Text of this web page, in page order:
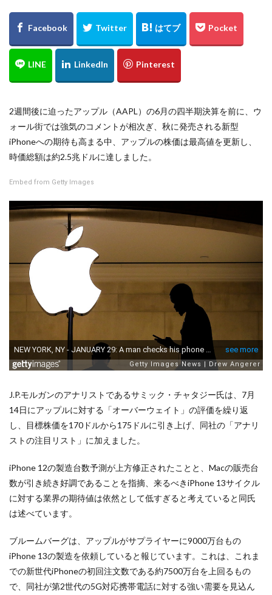
2週間後に迫ったアップル（AAPL）の6月の四半期決算を前に、ウ
ォール街では強気のコメントが相次ぎ、秋に発売される新型
iPhoneへの期待も高まる中、アップルの株価は最高値を更新し、
時価総額は約2.5兆ドルに達しました。
Embed from Getty Images
J.P.モルガンのアナリストであるサミック・チャタジー氏は、7月
14日にアップルに対する「オーバーウェイト」の評価を繰り返
し、目標株価を170ドルから175ドルに引き上げ、同社の「アナリ
ストの注目リスト」に加えました。
iPhone 12の製造台数予測が上方修正されたことと、Macの販売台
数が引き続き好調であることを指摘、来るべきiPhone 13サイクル
に対する業界の期待値は依然として低すぎると考えていると同氏
は述べています。
ブルームバーグは、アップルがサプライヤーに9000万台もの
iPhone 13の製造を依頼していると報じています。これは、これま
での新世代iPhoneの初回注文数である約7500万台を上回るもの
で、同社が第2世代の5G対応携帯電話に対する強い需要を見込ん